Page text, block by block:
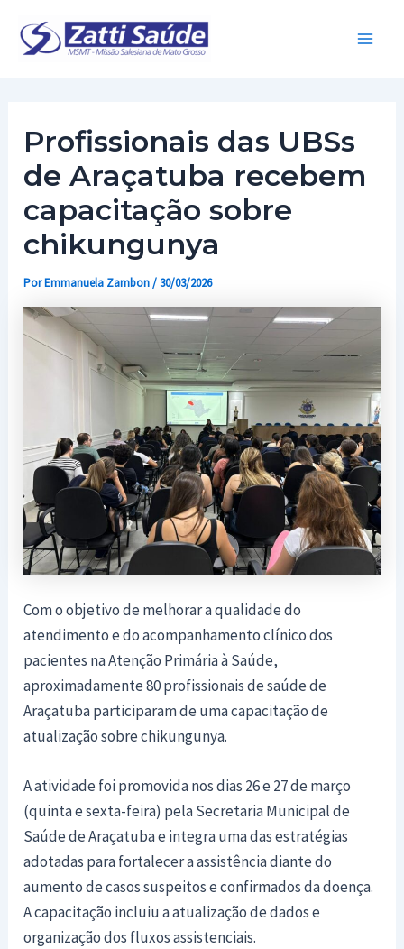
para
Profissionais das UBSs
de Araçatuba recebem
capacitação sobre
chikungunya
PorEmmanuela Zambon/30/03/2026
Com o objetivo de melhorar a qualidade do
atendimento e do acompanhamento clínico dos
pacientes na Atenção Primária à Saúde,
aproximadamente 80 profissionais de saúde de
Araçatuba participaram de uma capacitação de
atualização sobre chikungunya.
A atividade foi promovida nos dias 26 e 27 de março
(quinta e sexta-feira) pela Secretaria Municipal de
Saúde de Araçatuba e integra uma das estratégias
adotadas para fortalecer a assistência diante do
aumento de casos suspeitos e confirmados da doença.
A capacitação incluiu a atualização de dados e
organização dos fluxos assistenciais.